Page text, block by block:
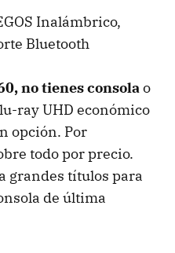
Inalámbrico,
Bluetooth
no tienes consola o
ray UHD económico
opción. Por
todo por precio.
grandes títulos para
de última